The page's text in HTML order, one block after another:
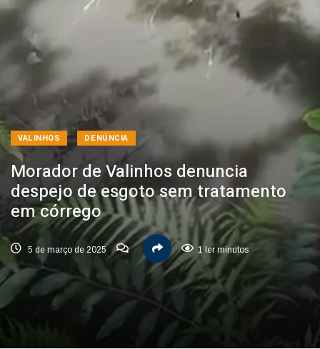
VALINHOS DENÚNCIA
Morador de Valinhos denuncia
despejo de esgoto sem tratamento
em córrego
5 de março de 2025 1 ler minutos